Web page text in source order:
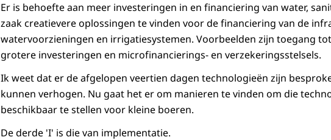
Er is behoefte aan meer investeringen in en financiering van water,
zaak creatievere oplossingen te vinden voor de financiering van de
watervoorzieningen en irrigatiesystemen. Voorbeelden zijn toegang
grotere investeringen en microfinancierings- en verzekeringsstelsels.
Ik weet dat er de afgelopen veertien dagen technologieën zijn
kunnen verhogen. Nu gaat het er om manieren te vinden om die
beschikbaar te stellen voor kleine boeren.
De derde 'I' is die van implementatie.